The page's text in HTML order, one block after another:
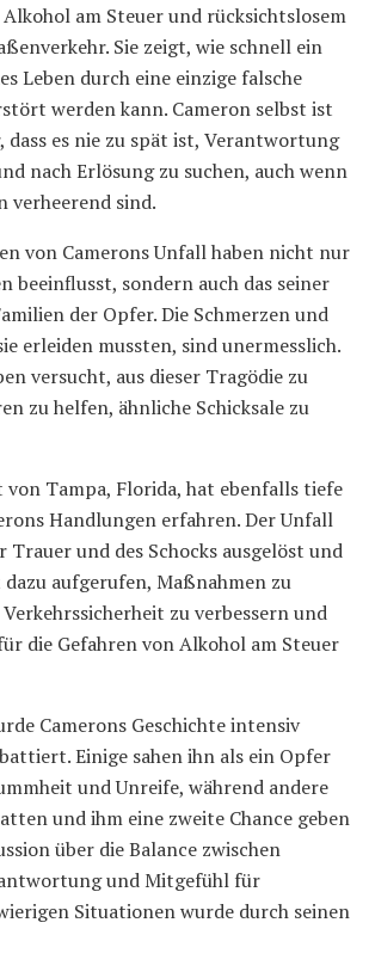
am Steuer und rücksichtslosem
Sie zeigt, wie schnell ein
Leben durch eine einzige falsche
werden kann. Cameron selbst ist
dass es nie zu spät ist, Verantwortung
nach Erlösung zu suchen, auch wenn
verheerend sind.
von Camerons Unfall haben nicht nur
beeinflusst, sondern auch das seiner
der Opfer. Die Schmerzen und
erleiden mussten, sind unermesslich.
versucht, aus dieser Tragödie zu
zu helfen, ähnliche Schicksale zu
von Tampa, Florida, hat ebenfalls tiefe
Handlungen erfahren. Der Unfall
Trauer und des Schocks ausgelöst und
dazu aufgerufen, Maßnahmen zu
zu verbessern und
die Gefahren von Alkohol am Steuer
Camerons Geschichte intensiv
Einige sahen ihn als ein Opfer
und Unreife, während andere
und ihm eine zweite Chance geben
über die Balance zwischen
und Mitgefühl für
Situationen wurde durch seinen